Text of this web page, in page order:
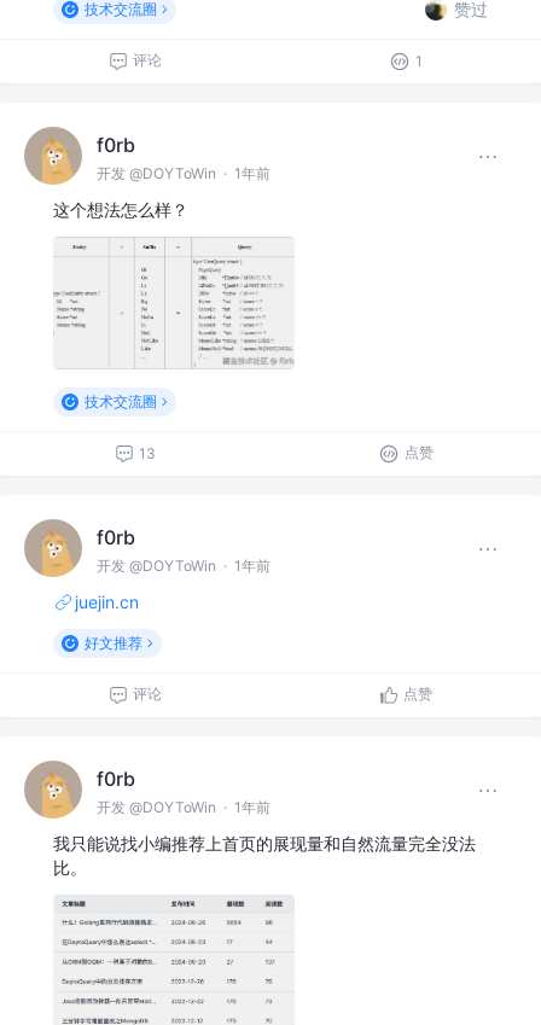
技术交流圈 赞过
评论 1
f0rb
开发 @DOYToWin · 1年前
这个想法怎么样？
技术交流圈
13 点赞
f0rb
开发 @DOYToWin · 1年前
juejin.cn
好文推荐
评论 点赞
f0rb
开发 @DOYToWin · 1年前
我只能说找小编推荐上首页的展现量和自然流量完全没法
比。